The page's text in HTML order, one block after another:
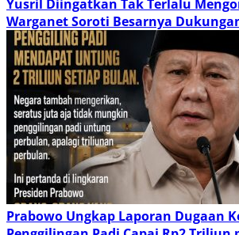
Yusril Diingatkan Tak Terlalu
Warganet Soroti Besarnya
Prabowo Ungkap Laporan Dugaan